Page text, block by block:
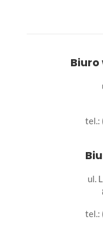
Biuro
tel.:
ul.
tel.: